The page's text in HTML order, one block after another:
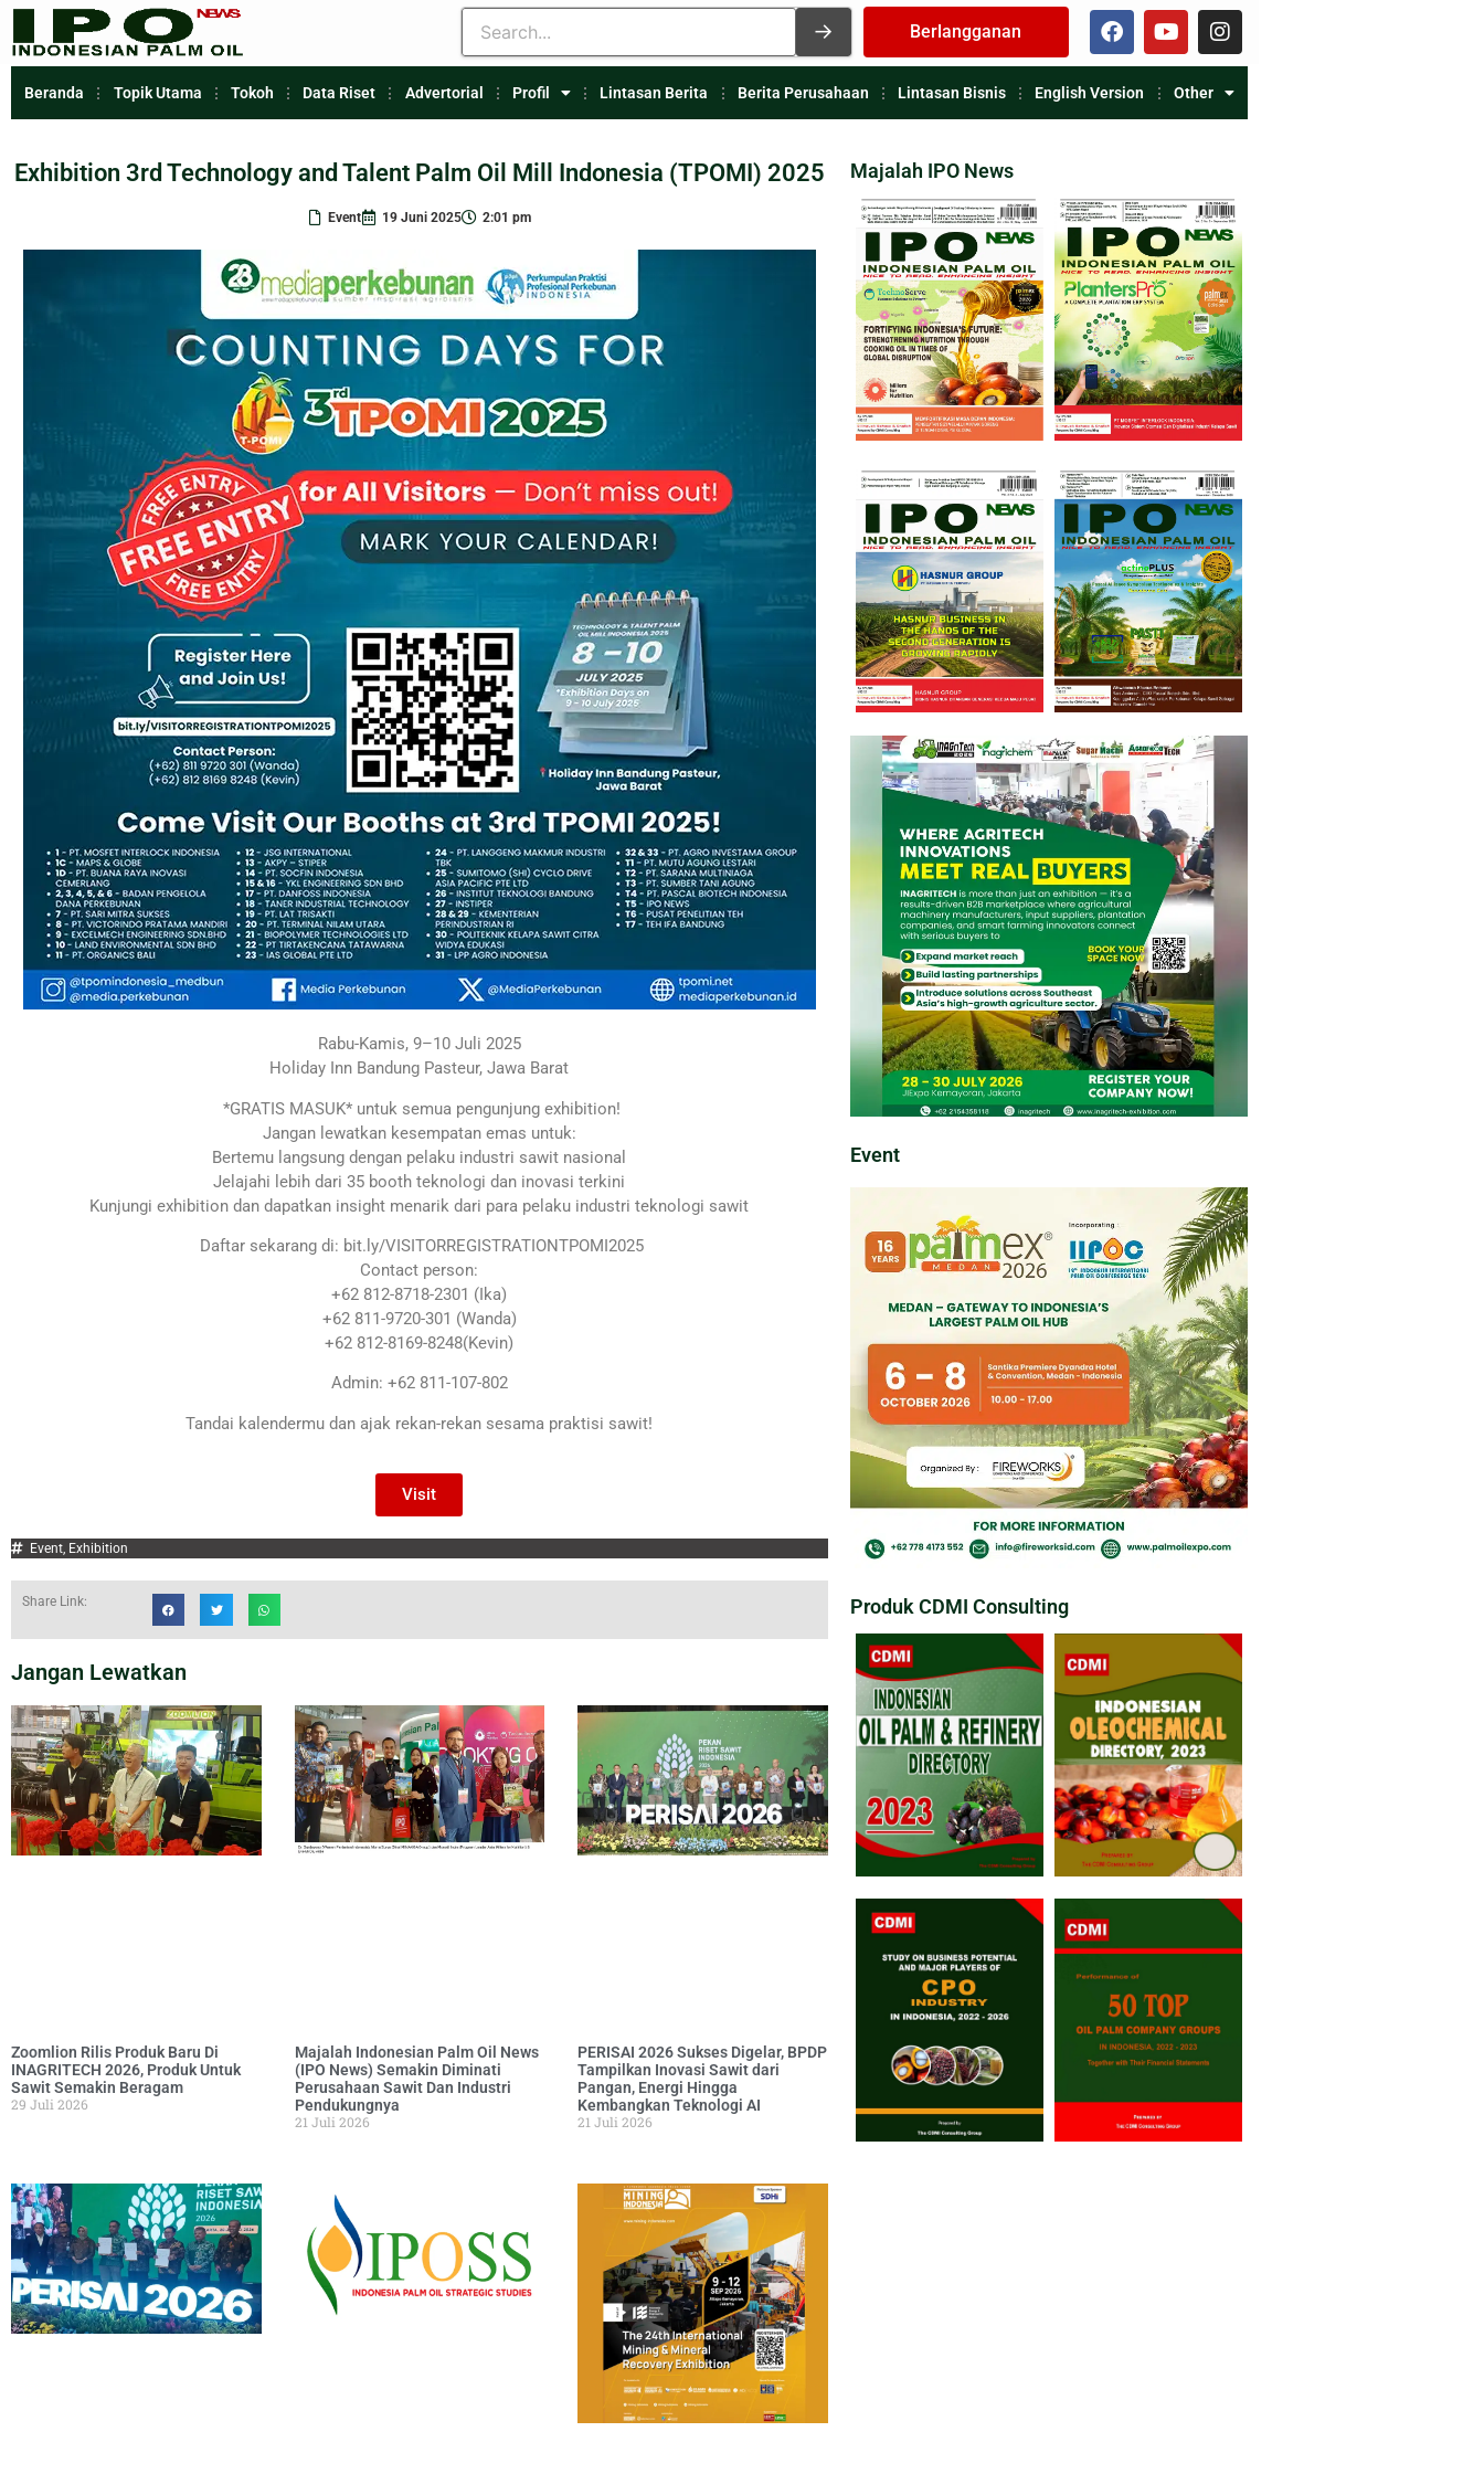
Berlangganan
Beranda Topik Utama Tokoh Data Riset Advertorial Profil Lintasan Berita Berita Perusahaan Lintasan Bisnis English Version Other
Exhibition 3rd Technology and Talent Palm Oil Mill Indonesia (TPOMI) 2025
Event 19 Juni 2025 2:01 pm
Rabu-Kamis, 9–10 Juli 2025
Holiday Inn Bandung Pasteur, Jawa Barat
*GRATIS MASUK* untuk semua pengunjung exhibition!
Jangan lewatkan kesempatan emas untuk:
Bertemu langsung dengan pelaku industri sawit nasional
Jelajahi lebih dari 35 booth teknologi dan inovasi terkini
Kunjungi exhibition dan dapatkan insight menarik dari para pelaku industri teknologi sawit
Daftar sekarang di: bit.ly/VISITORREGISTRATIONTPOMI2025
Contact person:
+62 812-8718-2301 (Ika)
+62 811-9720-301 (Wanda)
+62 812-8169-8248(Kevin)
Admin: +62 811-107-802
Tandai kalendermu dan ajak rekan-rekan sesama praktisi sawit!
Visit
Event, Exhibition
Share Link:
Jangan Lewatkan
Zoomlion Rilis Produk Baru Di
INAGRITECH 2026, Produk Untuk
Sawit Semakin Beragam
29 Juli 2026
Majalah Indonesian Palm Oil News
(IPO News) Semakin Diminati
Perusahaan Sawit Dan Industri
Pendukungnya
21 Juli 2026
PERISAI 2026 Sukses Digelar, BPDP
Tampilkan Inovasi Sawit dari
Pangan, Energi Hingga
Kembangkan Teknologi AI
21 Juli 2026
Majalah IPO News
Event
Produk CDMI Consulting